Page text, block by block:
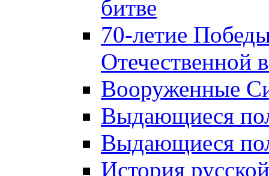
битве
70-летие
Отечественной
Вооруженные
Выдающиеся
Выдающиеся
История